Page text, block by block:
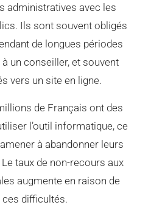
administratives avec les
Ils sont souvent obligés
de longues périodes
un conseiller, et souvent
vers un site en ligne.
de Français ont des
l’outil informatique, ce
à abandonner leurs
taux de non-recours aux
augmente en raison de
ces difficultés.